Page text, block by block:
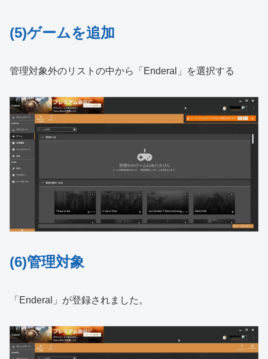
(5)ゲームを追加
管理対象外のリストの中から「Enderal」を選択する
(6)管理対象
「Enderal」が登録されました。